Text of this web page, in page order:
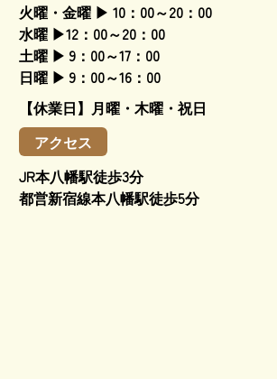
火曜・金曜 ▶ 10：00～20：00
水曜 ▶12：00～20：00
土曜 ▶ 9：00～17：00
日曜 ▶ 9：00～16：00
【休業日】月曜・木曜・祝日
アクセス
JR本八幡駅徒歩3分
都営新宿線本八幡駅徒歩5分